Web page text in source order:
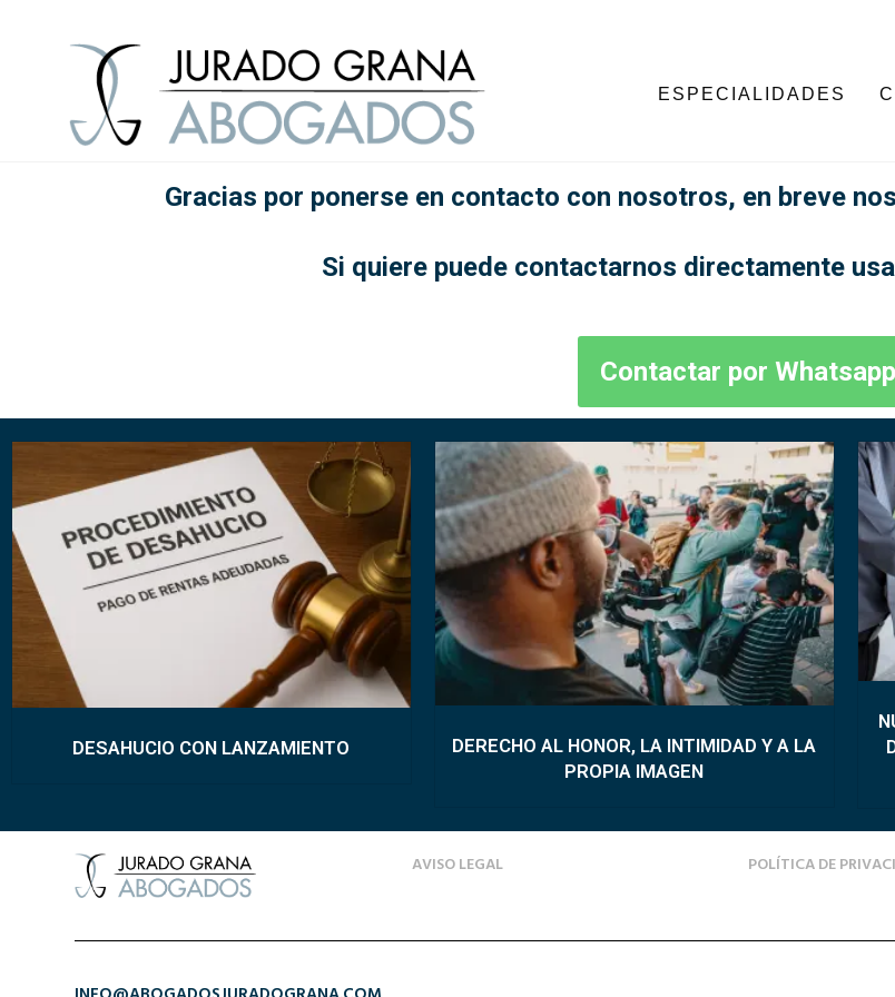
ESPECIALIDADES
Gracias por ponerse en contacto con nosotros, en breve
Si quiere puede contactarnos directamente
Contactar por Whatsapp
DESAHUCIO CON LANZAMIENTO
DERECHO AL HONOR, LA INTIMIDAD Y A LA
PROPIA IMAGEN
AVISO LEGAL POLÍTICA DE